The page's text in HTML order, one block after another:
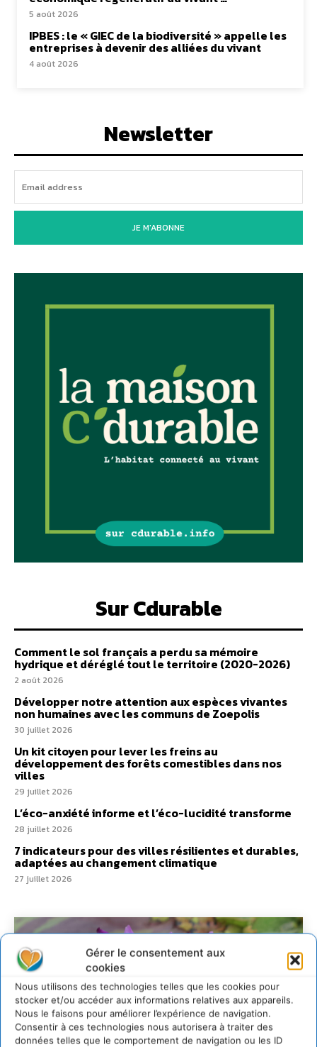
Gérer le consentement aux
cookies
Nous utilisons des technologies telles que les cookies pour
stocker et/ou accéder aux informations relatives aux appareils.
Nous le faisons pour améliorer l’expérience de navigation.
Consentir à ces technologies nous autorisera à traiter des
données telles que le comportement de navigation ou les ID
5 août 2026
IPBES : le « GIEC de la biodiversité » appelle les
entreprises à devenir des alliées du vivant
4 août 2026
Newsletter
JE M'ABONNE
Sur Cdurable
Comment le sol français a perdu sa mémoire
hydrique et déréglé tout le territoire (2020-2026)
2 août 2026
Développer notre attention aux espèces vivantes
non humaines avec les communs de Zoepolis
30 juillet 2026
Un kit citoyen pour lever les freins au
développement des forêts comestibles dans nos
villes
29 juillet 2026
L’éco-anxiété informe et l’éco-lucidité transforme
28 juillet 2026
7 indicateurs pour des villes résilientes et durables,
adaptées au changement climatique
27 juillet 2026